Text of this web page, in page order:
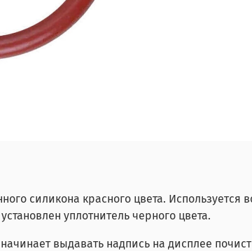
силикона красного цвета.
уплотнитель черного цвета.
выдавать надпись на дисплее